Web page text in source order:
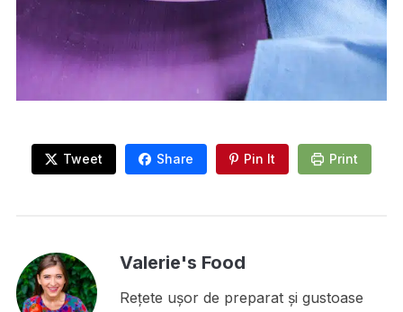
Tweet Share Pin It Print
Valerie's Food
Rețete ușor de preparat și gustoase